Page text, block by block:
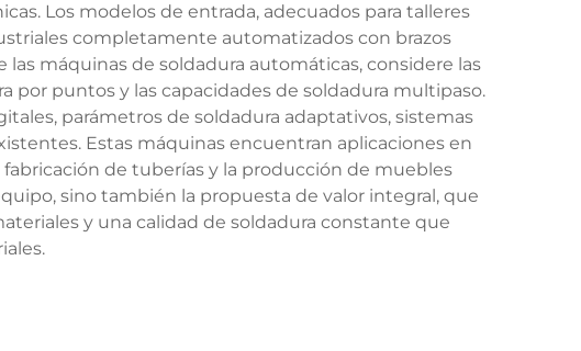
Los modelos de entrada, adecuados para talleres
completamente automatizados con brazos
máquinas de soldadura automáticas, considere las
por puntos y las capacidades de soldadura multipaso.
parámetros de soldadura adaptativos, sistemas
Estas máquinas encuentran aplicaciones en
de tuberías y la producción de muebles
sino también la propuesta de valor integral, que
y una calidad de soldadura constante que